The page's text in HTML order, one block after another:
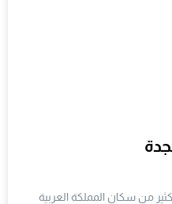
من سكان المملكة العربية